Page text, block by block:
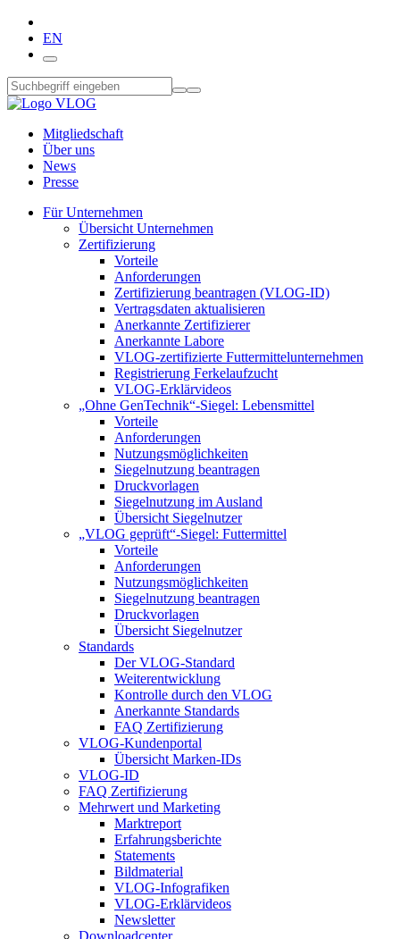
EN
Mitgliedschaft
Über uns
News
Presse
Für Unternehmen
Übersicht Unternehmen
Zertifizierung
Vorteile
Anforderungen
Zertifizierung beantragen (VLOG-ID)
Vertragsdaten aktualisieren
Anerkannte Zertifizierer
Anerkannte Labore
VLOG-zertifizierte Futtermittelunternehmen
Registrierung Ferkelaufzucht
VLOG-Erklärvideos
„Ohne GenTechnik“-Siegel: Lebensmittel
Vorteile
Anforderungen
Nutzungsmöglichkeiten
Siegelnutzung beantragen
Druckvorlagen
Siegelnutzung im Ausland
Übersicht Siegelnutzer
„VLOG geprüft“-Siegel: Futtermittel
Vorteile
Anforderungen
Nutzungsmöglichkeiten
Siegelnutzung beantragen
Druckvorlagen
Übersicht Siegelnutzer
Standards
Der VLOG-Standard
Weiterentwicklung
Kontrolle durch den VLOG
Anerkannte Standards
FAQ Zertifizierung
VLOG-Kundenportal
Übersicht Marken-IDs
VLOG-ID
FAQ Zertifizierung
Mehrwert und Marketing
Marktreport
Erfahrungsberichte
Statements
Bildmaterial
VLOG-Infografiken
VLOG-Erklärvideos
Newsletter
Downloadcenter